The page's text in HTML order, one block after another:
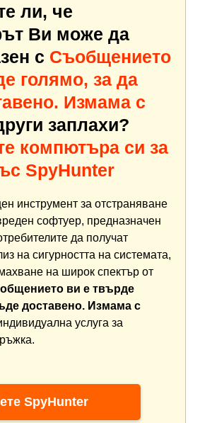
ли, че
Ви може да
с Съобщението
голямо, за да
Измама с
заплахи?
компютъра си за
SpyHunter
инструмент за отстраняване
софтуер, предназначен
да получат
на сигурността на системата,
на широк спектър от
ви е твърде
доставено. Измама с
услуга за
SpyHunter